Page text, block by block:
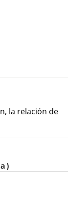
la relación de